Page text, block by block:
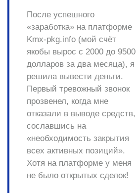
После успешного
«заработка» на платформе
Kmx-pkg.info (мой счёт
якобы вырос с 2000 до 9500
долларов за два месяца), я
решила вывести деньги.
Первый тревожный звонок
прозвенел, когда мне
отказали в выводе средств,
сославшись на
«необходимость закрытия
всех активных позиций».
Хотя на платформе у меня
не было открытых сделок!